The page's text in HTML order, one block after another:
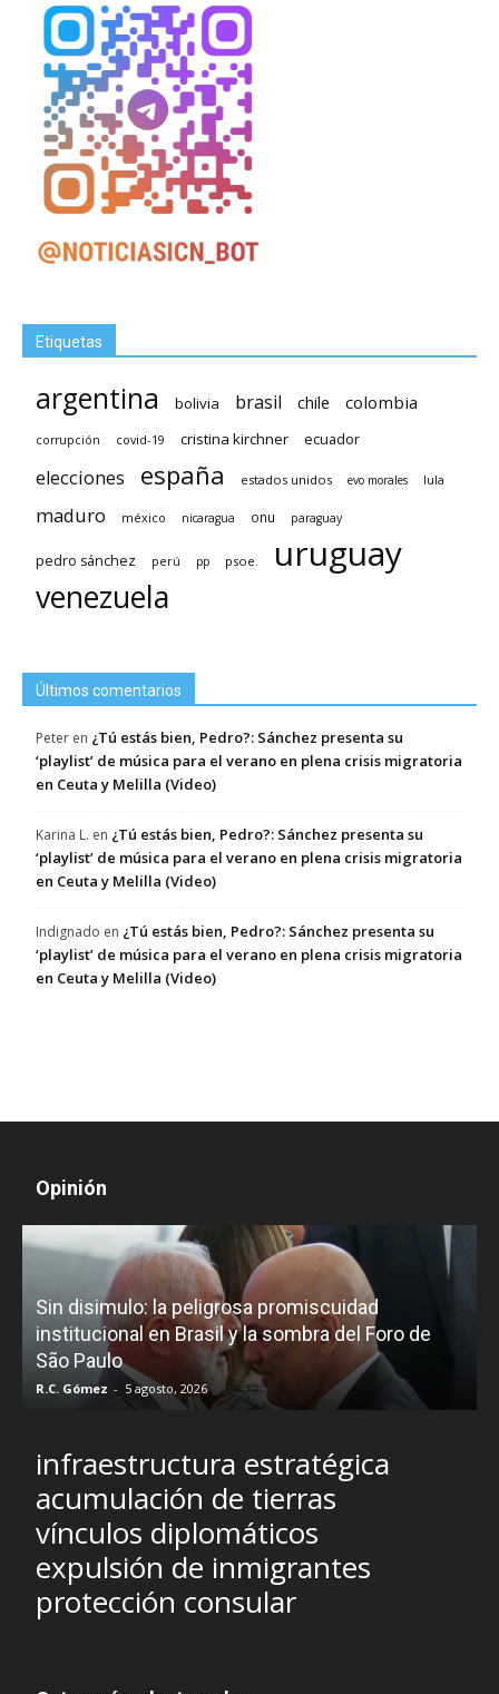
Etiquetas
argentina bolivia brasil chile colombia
corrupción covid-19 cristina kirchner ecuador
elecciones españa estados unidos evo morales lula
maduro méxico nicaragua onu paraguay
pedro sánchez perú pp psoe. uruguay
venezuela
Últimos comentarios
Peter en ¿Tú estás bien, Pedro?: Sánchez presenta su
‘playlist’ de música para el verano en plena crisis migratoria
en Ceuta y Melilla (Video)
Karina L. en ¿Tú estás bien, Pedro?: Sánchez presenta su
‘playlist’ de música para el verano en plena crisis migratoria
en Ceuta y Melilla (Video)
Indignado en ¿Tú estás bien, Pedro?: Sánchez presenta su
‘playlist’ de música para el verano en plena crisis migratoria
en Ceuta y Melilla (Video)
Opinión
Sin disimulo: la peligrosa promiscuidad
institucional en Brasil y la sombra del Foro de
São Paulo
R.C. Gómez - 5 agosto, 2026
infraestructura estratégica
acumulación de tierras
vínculos diplomáticos
expulsión de inmigrantes
protección consular